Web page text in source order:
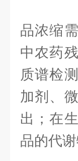
从
品浓缩
中农药
质谱检
加剂、
出；在
品的代